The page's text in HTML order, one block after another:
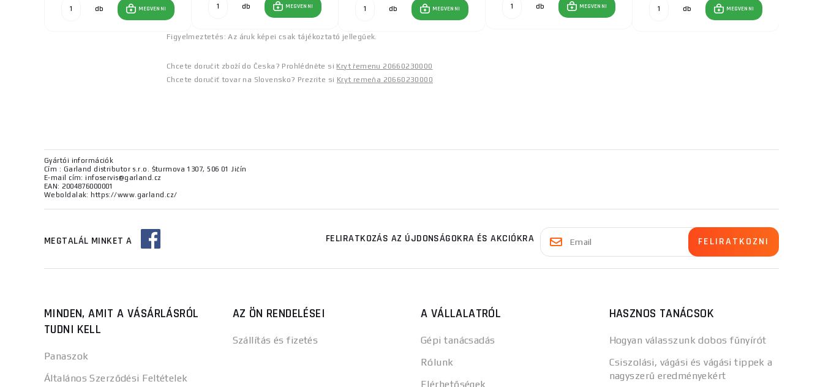
db MEGVENNI db MEGVENNI db MEGVENNI db MEGVENNI db MEGVENNI
Figyelmeztetés: Az áruk képei csak tájékoztató jellegűek.
Chcete doručit zboží do Česka? Prohlédněte si Kryt řemenu 20660230000
Chcete doručiť tovar na Slovensko? Prezrite si Kryt remeňa 20660230000
Gyártói információk
Cím : Garland distributor s.r.o. Šturmova 1307, 506 01 Jičín
E-mail cím: infoservis@garland.cz
EAN: 2004876000001
Weboldalak: https://www.garland.cz/
MEGTALÁL MINKET A FELIRATKOZÁS AZ ÚJDONSÁGOKRA ÉS AKCIÓKRA
MINDEN, AMIT A VÁSÁRLÁSRÓL
TUDNI KELL
Panaszok
Általános Szerződési Feltételek
AZ ÖN RENDELÉSEI
Szállítás és fizetés
A VÁLLALATRÓL
Gépi tanácsadás
Rólunk
Elérhetőségek
HASZNOS TANÁCSOK
Hogyan válasszunk dobos fűnyírót
Csiszolási, vágási és vágási tippek a
nagyszerű eredményekért